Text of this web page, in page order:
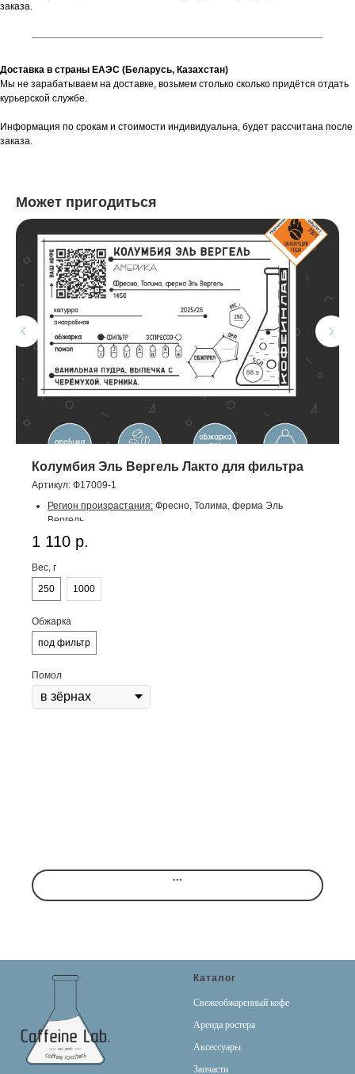
заказа.
Доставка в страны ЕАЭС (Беларусь, Казахстан)
Мы не зарабатываем на доставке, возьмем столько сколько придётся отдать
курьерской службе.
Информация по срокам и стоимости индивидуальна, будет рассчитана после
заказа.
Может пригодиться
Колумбия Эль Вергель Лакто для фильтра
Артикул: Ф17009-1
Регион произрастания: Фресно, Толима, ферма Эль
Вергель.
Производитель:
Высота произрастания:
Способ обработки:
Классификация:
Оценка SCA:
Во вкусе: тропические фрукты, шоколадный ликёр,
тёмные ягоды.
1 110 р.
Вес, г
250
1000
Обжарка
под фильтр
Помол
...
Каталог
Свежеобжаренный кофе
Аренда ростера
Аксессуары
Запчасти